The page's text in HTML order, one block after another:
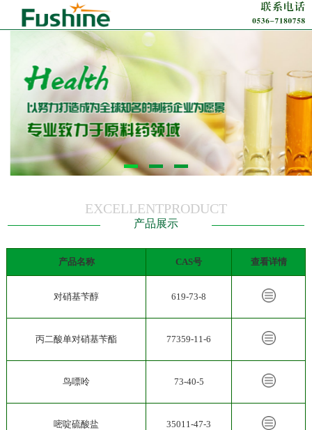
EXCELLENTPRODUCT
产品展示
产品名称 CAS号 查看详情
对硝基苄醇 619-73-8
丙二酸单对硝基苄酯 77359-11-6
鸟嘌呤 73-40-5
嘧啶硫酸盐 35011-47-3